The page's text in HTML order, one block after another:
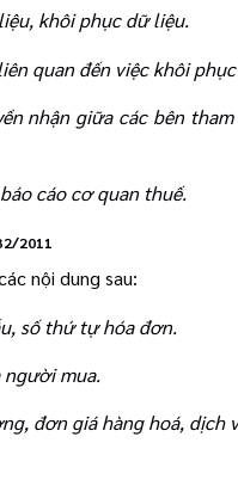
khôi phục dữ liệu.
quan đến việc khôi
nhận giữa các bên
cáo cơ quan thuế.
2011
nội dung sau:
số thứ tự hóa đơn.
người mua.
đơn giá hàng hoá, dịch